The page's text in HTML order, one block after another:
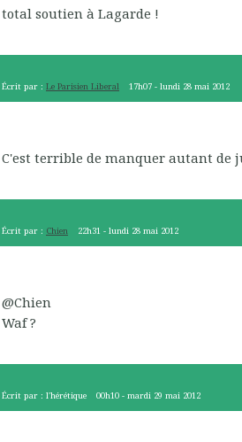
total soutien à Lagarde !
Écrit par : Le Parisien Liberal 17h07 -lundi 28 mai 2012
C'est terrible de manquer autant de
Écrit par : Chien 22h31 -lundi 28 mai 2012
@Chien
Waf ?
Écrit par : l'hérétique 00h10 -mardi 29 mai 2012